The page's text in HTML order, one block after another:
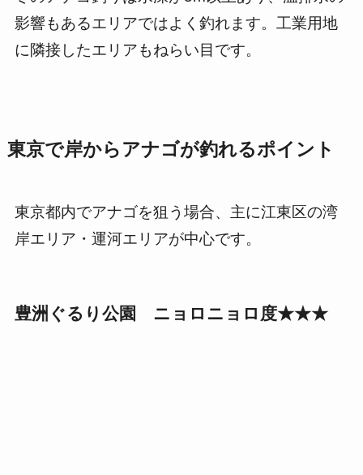
影響もあるエリアではよく釣れます。工業用地
に隣接したエリアもねらい目です。
東京で岸からアナゴが釣れるポイント
東京都内でアナゴを狙う場合、主に江東区の湾
岸エリア・運河エリアが中心です。
豊洲ぐるり公園 ニョロニョロ度★★★